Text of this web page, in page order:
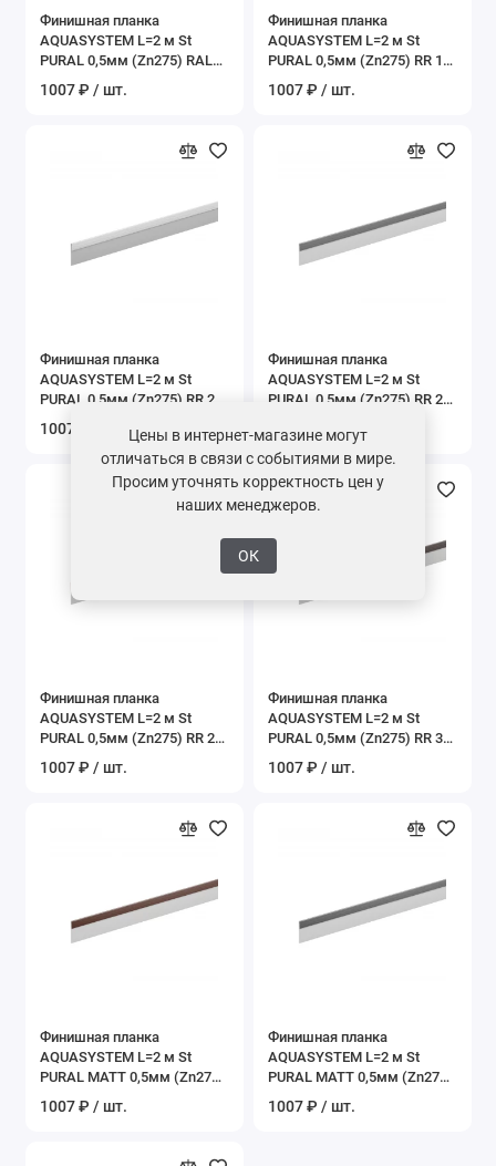
Финишная планка
AQUASYSTEM L=2 м St
PURAL 0,5мм (Zn275) RAL
1007 ₽ / шт.
Финишная планка
AQUASYSTEM L=2 м St
PURAL 0,5мм (Zn275) RR 11
1007 ₽ / шт.
Финишная планка
AQUASYSTEM L=2 м St
PURAL 0,5мм (Zn275) RR 20
1007 ₽ / шт.
Финишная планка
AQUASYSTEM L=2 м St
PURAL 0,5мм (Zn275) RR 23
1007 ₽ / шт.
Финишная планка
AQUASYSTEM L=2 м St
PURAL 0,5мм (Zn275) RR 29
1007 ₽ / шт.
Финишная планка
AQUASYSTEM L=2 м St
PURAL 0,5мм (Zn275) RR 32
1007 ₽ / шт.
Финишная планка
AQUASYSTEM L=2 м St
PURAL MATT 0,5мм (Zn275)
шоколад
1007 ₽ / шт.
Финишная планка
AQUASYSTEM L=2 м St
PURAL MATT 0,5мм (Zn275)
1007 ₽ / шт.
Цены в интернет-магазине могут
отличаться в связи с событиями в мире.
Просим уточнять корректность цен у
наших менеджеров.
ОК